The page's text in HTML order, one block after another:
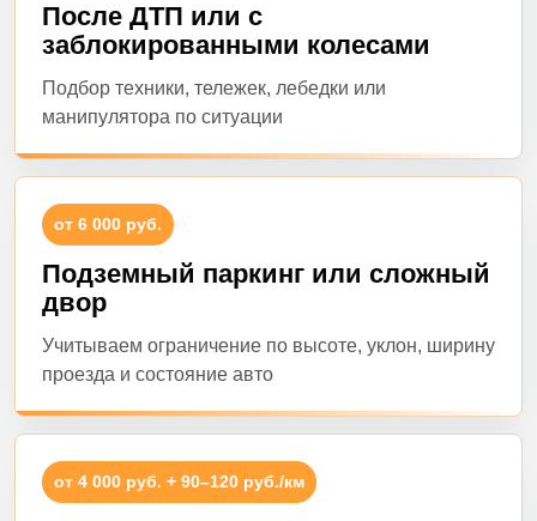
После ДТП или с
заблокированными колесами
Подбор техники, тележек, лебедки или
манипулятора по ситуации
от 6 000 руб.
Подземный паркинг или сложный
двор
Учитываем ограничение по высоте, уклон, ширину
проезда и состояние авто
от 4 000 руб. + 90–120 руб./км